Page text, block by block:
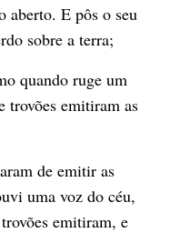
E pôs o seu
sobre a terra;
quando ruge um
trovões emitiram as
de emitir as
uma voz do céu,
emitiram, e